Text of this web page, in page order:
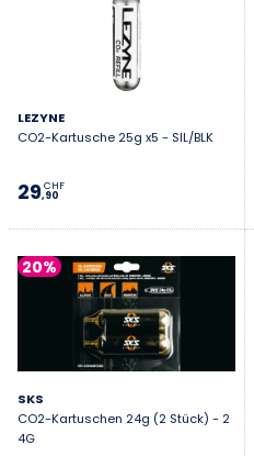
LEZYNE
CO2-Kartusche 25g x5 - SIL/BLK
29,90
CHF
20%
SKS
CO2-Kartuschen 24g (2 Stück) - 2
4G